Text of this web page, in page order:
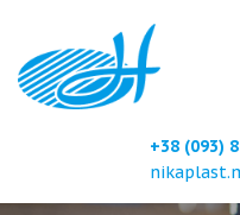
+38 (093)